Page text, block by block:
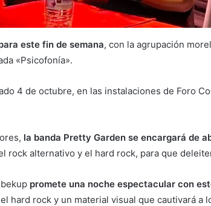
este fin de semana, con la agrupación
«Psicofonía».
4 de octubre, en las instalaciones de Foro
la banda Pretty Garden se encargará de
rock alternativo y el hard rock, para que
promete una noche espectacular con
hard rock y un material visual que cautivará a